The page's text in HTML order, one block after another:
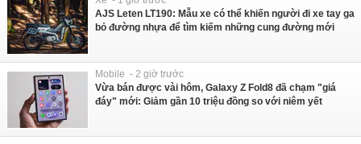
AJS Leten LT190: Mẫu xe có thể khiến người đi xe tay ga
bỏ đường nhựa để tìm kiếm những cung đường mới
Mobile - 2 giờ trước
Vừa bán được vài hôm, Galaxy Z Fold8 đã chạm "giá
đáy" mới: Giảm gần 10 triệu đồng so với niêm yết